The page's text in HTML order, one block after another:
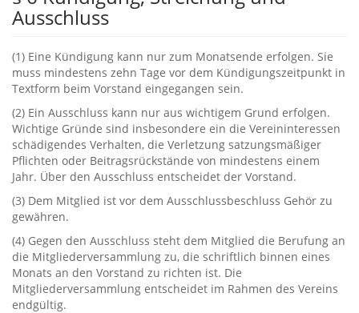
Ausschluss
‭(‬1‭) ‬Eine Kündigung kann nur zum Monatsende erfolgen.‭ ‬Sie
muss mindestens zehn Tage vor dem Kündigungszeitpunkt‭ ‬in
Textform beim Vorstand eingegangen sein.
‭(‬2‭) ‬Ein Ausschluss kann nur aus wichtigem Grund erfolgen.‭
‬Wichtige Gründe sind insbesondere ein die Vereininteressen
schädigendes Verhalten,‭ ‬die Verletzung satzungsmäßiger
Pflichten oder Beitragsrückstände von mindestens einem
Jahr.‭ ‬Über den Ausschluss entscheidet der Vorstand.
‭(‬3‭) ‬Dem Mitglied ist vor dem Ausschlussbeschluss Gehör zu
gewähren.
‭(‬4‭) ‬Gegen den Ausschluss steht dem Mitglied die Berufung an
die Mitgliederversammlung zu,‭ ‬die schriftlich binnen eines
Monats an den Vorstand zu richten ist.‭ ‬Die
Mitgliederversammlung entscheidet im Rahmen des Vereins
endgültig.